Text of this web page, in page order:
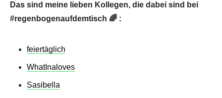
Das sind meine lieben Kollegen, die dabei sind bei
#regenbogenaufdemtisch 🌈 :
feiertäglich
WhatInaloves
Sasibella